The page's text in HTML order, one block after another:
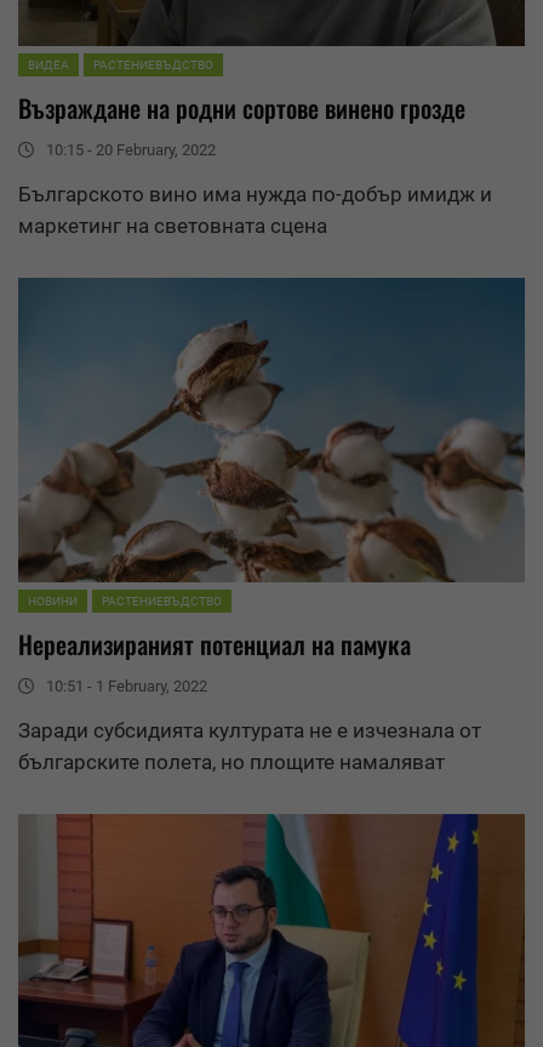
ВИДЕА РАСТЕНИЕВЪДСТВО
Възраждане на родни сортове винено грозде
10:15 - 20 February, 2022
Българското вино има нужда по-добър имидж и
маркетинг на световната сцена
НОВИНИ РАСТЕНИЕВЪДСТВО
Нереализираният потенциал на памука
10:51 - 1 February, 2022
Заради субсидията културата не е изчезнала от
българските полета, но площите намаляват